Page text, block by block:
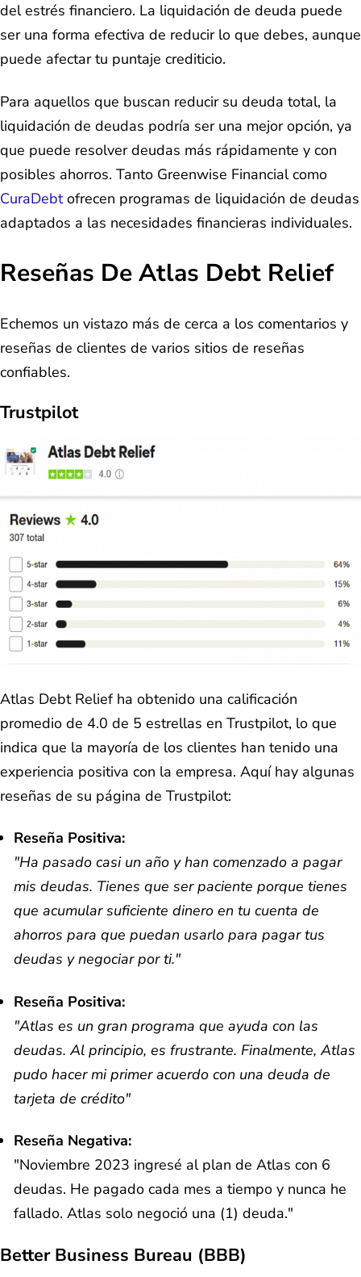
del estrés financiero. La liquidación de deuda puede
ser una forma efectiva de reducir lo que debes, aunque
puede afectar tu puntaje crediticio.
Para aquellos que buscan reducir su deuda total, la
liquidación de deudas podría ser una mejor opción, ya
que puede resolver deudas más rápidamente y con
posibles ahorros. Tanto Greenwise Financial como
CuraDebtofrecen programas de liquidación de deudas
adaptados a las necesidades financieras individuales.
Reseñas De Atlas Debt Relief
Echemos un vistazo más de cerca a los comentarios y
reseñas de clientes de varios sitios de reseñas
confiables.
Trustpilot
Atlas Debt Relief ha obtenido una calificación
promedio de 4.0 de 5 estrellas en Trustpilot, lo que
indica que la mayoría de los clientes han tenido una
experiencia positiva con la empresa. Aquí hay algunas
reseñas de su página de Trustpilot:
Reseña Positiva:
"Ha pasado casi un año y han comenzado a pagar
mis deudas. Tienes que ser paciente porque tienes
que acumular suficiente dinero en tu cuenta de
ahorros para que puedan usarlo para pagar tus
deudas y negociar por ti."
Reseña Positiva:
"Atlas es un gran programa que ayuda con las
deudas. Al principio, es frustrante. Finalmente, Atlas
pudo hacer mi primer acuerdo con una deuda de
tarjeta de crédito"
Reseña Negativa:
"Noviembre 2023 ingresé al plan de Atlas con 6
deudas. He pagado cada mes a tiempo y nunca he
fallado. Atlas solo negoció una (1) deuda."
Better Business Bureau (BBB)